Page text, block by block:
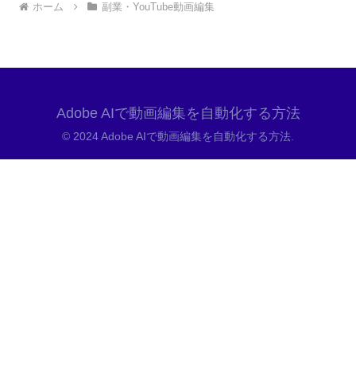
ホーム 副業・YouTube動画編集
Adobe AIで動画編集を自動化する方法
© 2024 Adobe AIで動画編集を自動化する方法.